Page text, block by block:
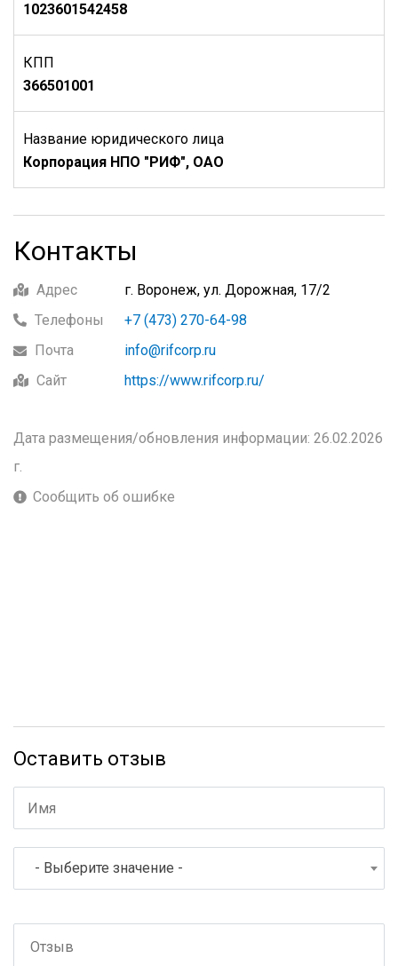
1023601542458
КПП
366501001
Название юридического лица
Корпорация НПО "РИФ", ОАО
Контакты
Адрес
г. Воронеж, ул. Дорожная, 17/2
Телефоны
+7 (473) 270-64-98
Почта
info@rifcorp.ru
Сайт
https://www.rifcorp.ru/
Дата размещения/обновления информации: 26.02.2026
г.
Сообщить об ошибке
Оставить отзыв
- Выберите значение -